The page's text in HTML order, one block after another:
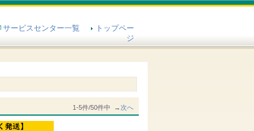
サービスセンター一覧
トップペー
ジ
1-5件/50件中 →次へ